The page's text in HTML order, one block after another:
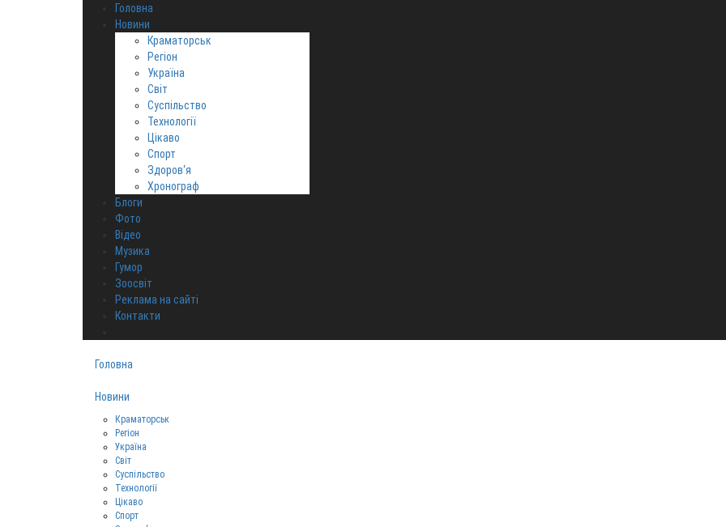
Головна
Новини
Краматорськ
Регіон
Україна
Світ
Суспільство
Технології
Цікаво
Спорт
Здоров‘я
Хронограф
Блоги
Фото
Відео
Музика
Гумор
Зоосвіт
Реклама на сайті
Контакти
Головна
Новини
Краматорськ
Регіон
Україна
Світ
Суспільство
Технології
Цікаво
Спорт